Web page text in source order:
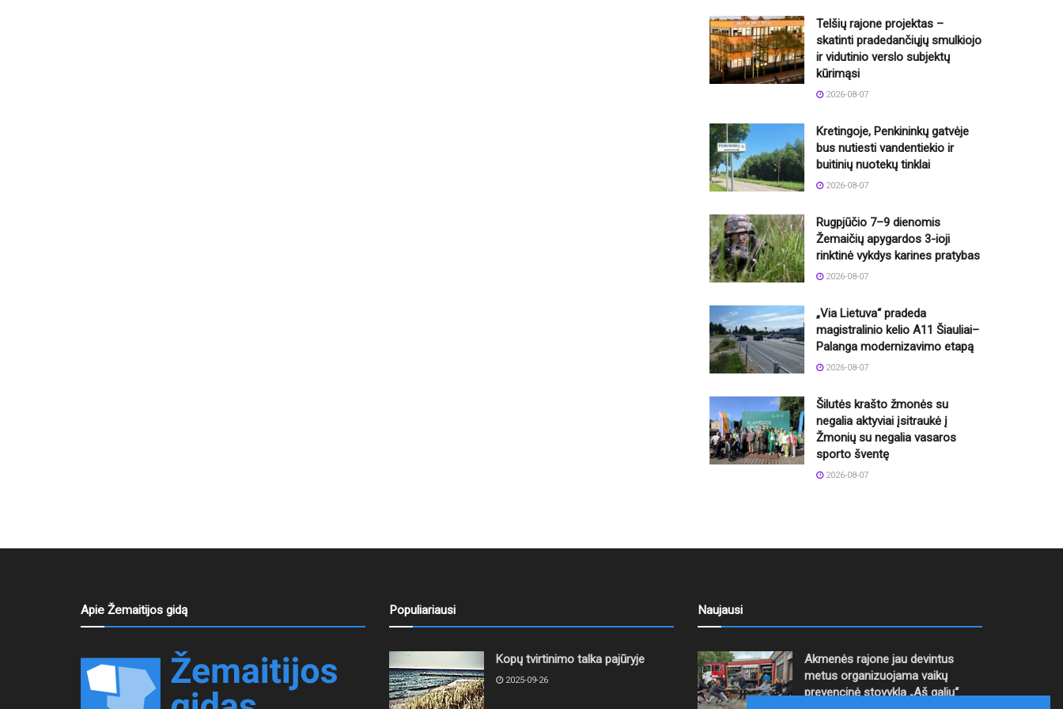
Telšių rajone projektas –
skatinti pradedančiųjų smulkiojo
ir vidutinio verslo subjektų
kūrimąsi
2026-08-07
Kretingoje, Penkininkų gatvėje
bus nutiesti vandentiekio ir
buitinių nuotekų tinklai
2026-08-07
Rugpjūčio 7–9 dienomis
Žemaičių apygardos 3-ioji
rinktinė vykdys karines pratybas
2026-08-07
„Via Lietuva“ pradeda
magistralinio kelio A11 Šiauliai–
Palanga modernizavimo etapą
2026-08-07
Šilutės krašto žmonės su
negalia aktyviai įsitraukė į
Žmonių su negalia vasaros
sporto šventę
2026-08-07
Apie Žemaitijos gidą Populiariausi
Kopų tvirtinimo talka pajūryje
2025-09-26
Naujausi
Akmenės rajone jau devintus
metus organizuojama vaikų
prevencinė stovykla „Aš galiu“